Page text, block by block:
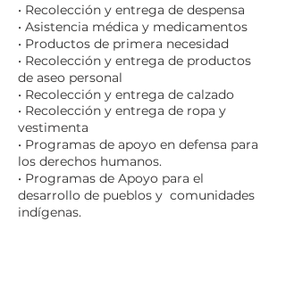
• Recolección y entrega de despensa
• Asistencia médica y medicamentos
• Productos de primera necesidad
• Recolección y entrega de productos
de aseo personal
• Recolección y entrega de calzado
• Recolección y entrega de ropa y
vestimenta
• Programas de apoyo en defensa para
los derechos humanos.
• Programas de Apoyo para el
desarrollo de pueblos y comunidades
indígenas.